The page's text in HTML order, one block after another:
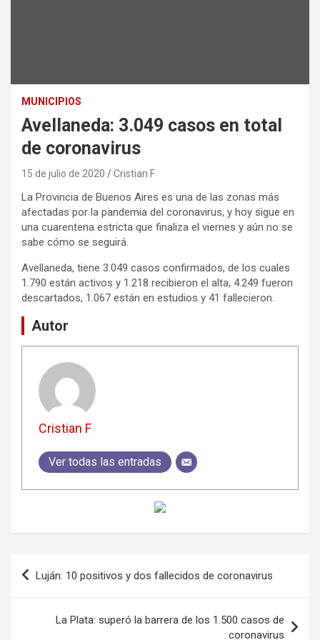
MUNICIPIOS
Avellaneda: 3.049 casos en total
de coronavirus
15 de julio de 2020 Cristian F
La Provincia de Buenos Aires es una de las zonas más
afectadas por la pandemia del coronavirus, y hoy sigue en
una cuarentena estricta que finaliza el viernes y aún no se
sabe cómo se seguirá.
Avellaneda, tiene 3.049 casos confirmados, de los cuales
1.790 están activos y 1.218 recibieron el alta, 4.249 fueron
descartados, 1.067 están en estudios y 41 fallecieron.
Autor
Cristian F
Ver todas las entradas
Navegación
Luján: 10 positivos y dos fallecidos de coronavirus
La Plata: superó la barrera de los 1.500 casos de
coronavirus